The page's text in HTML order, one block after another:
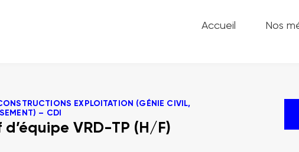
Accueil Nos
EXPLOITATION (GÉNIE CIVIL,
– CDI
d’équipe VRD-TP (H/F)